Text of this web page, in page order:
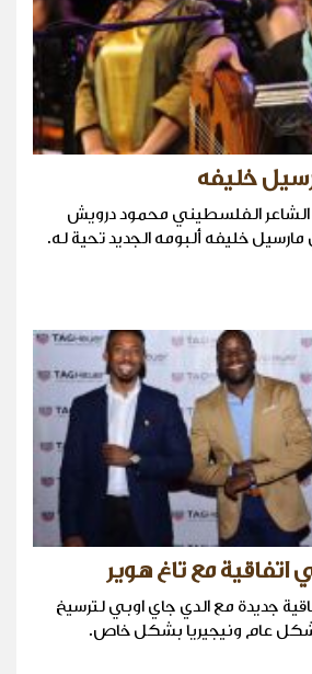
خليفه
الشاعر الفلسطيني محمود درويش
مارسيل خليفه ألبومه الجديد تحية له.
مع تاغ هوير
جديدة مع الدي جاي اوبي لترسيخ
عام ونيجيريا بشكل خاص.